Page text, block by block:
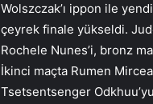
Wolszczak’ı ippon ile
çeyrek finale yükseldi.
Rochele Nunes’i, bronz
İkinci maçta Rumen
Tsetsentsenger